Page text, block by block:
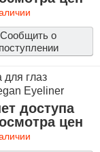
Сообщить о
поступлении
для глаз
Eyeliner
доступа
цен